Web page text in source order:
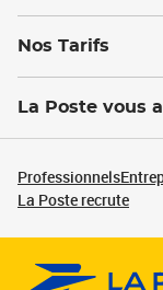
Nos Tarifs
La Poste vous
Professionnels
La Poste recrute